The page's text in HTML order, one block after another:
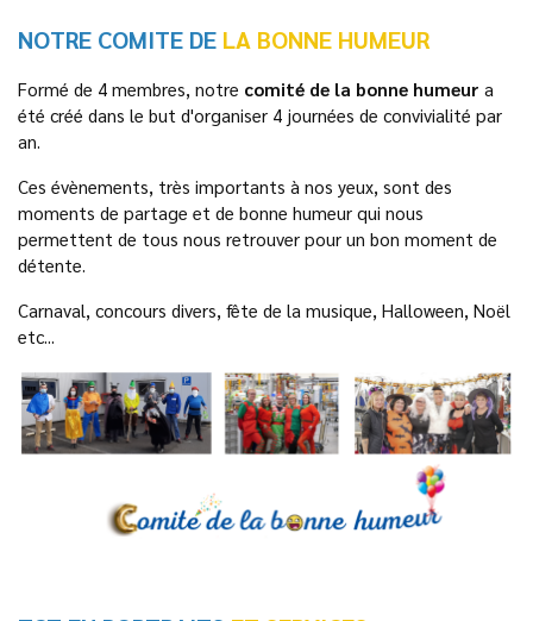
NOTRE COMITE DE LA BONNE HUMEUR
Formé de 4 membres, notre comité de la bonne humeur a
été créé dans le but d'organiser 4 journées de convivialité par
an.
Ces évènements, très importants à nos yeux, sont des
moments de partage et de bonne humeur qui nous
permettent de tous nous retrouver pour un bon moment de
détente.
Carnaval, concours divers, fête de la musique, Halloween, Noël
etc...